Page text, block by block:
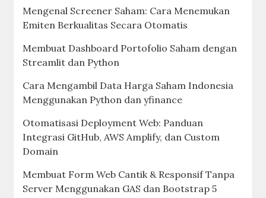
Mengenal Screener Saham: Cara Menemukan
Emiten Berkualitas Secara Otomatis
Membuat Dashboard Portofolio Saham dengan
Streamlit dan Python
Cara Mengambil Data Harga Saham Indonesia
Menggunakan Python dan yfinance
Otomatisasi Deployment Web: Panduan
Integrasi GitHub, AWS Amplify, dan Custom
Domain
Membuat Form Web Cantik & Responsif Tanpa
Server Menggunakan GAS dan Bootstrap 5